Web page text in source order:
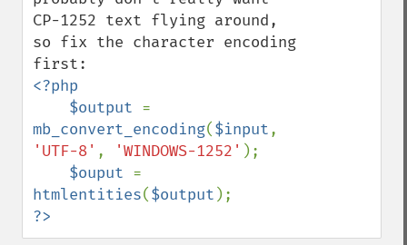
CP-1252 text flying around,
so fix the character encoding
<?php
    $output
mb_convert_encoding($input
'UTF-8' , 'WINDOWS-1252' );
$ouput
htmlentities($output
?>